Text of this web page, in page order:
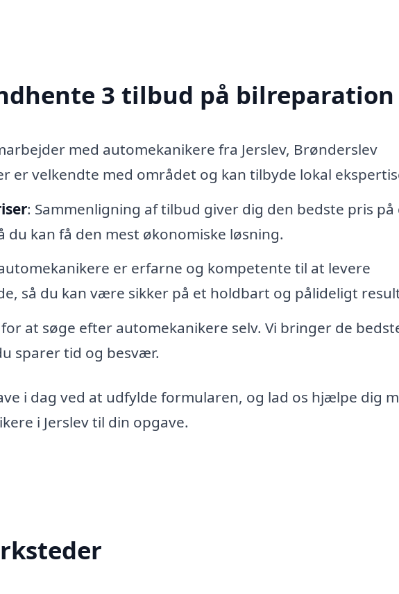
3 tilbud på bilreparation
med automekanikere fra Jerslev, Brønderslev
er velkendte med området og kan tilbyde lokal
: Sammenligning af tilbud giver dig den bedste pris på
du kan få den mest økonomiske løsning.
er erfarne og kompetente til at levere
så du kan være sikker på et holdbart og pålideligt
for at søge efter automekanikere selv. Vi bringer de
sparer tid og besvær.
i dag ved at udfylde formularen, og lad os hjælpe dig
i Jerslev til din opgave.